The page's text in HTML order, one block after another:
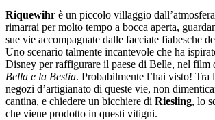
Riquewihr è un piccolo villaggio
rimarrai per molto tempo a bocca aperta,
sue vie accompagnate dalle facciate fiabesche
Uno scenario talmente incantevole che ha
Disney per raffigurare il paese di Belle, nel film
Bella e la Bestia. Probabilmente l’hai visto! Tra
negozi d’artigianato di queste vie, non
cantina, e chiedere un bicchiere di Riesling, lo
che viene prodotto in questi vitigni.